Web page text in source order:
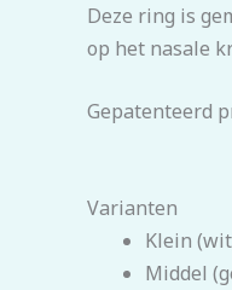
Deze ring is
op het nasale
Gepatenteerd
Varianten
Klein
Middel